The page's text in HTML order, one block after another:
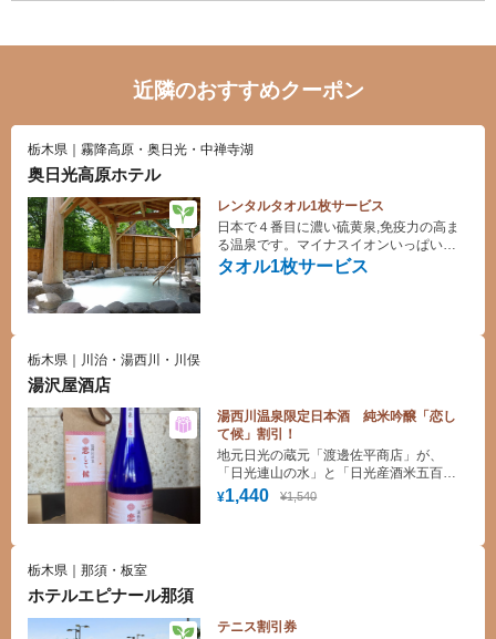
近隣のおすすめクーポン
栃木県｜霧降高原・奥日光・中禅寺湖
奥日光高原ホテル
レンタルタオル1枚サービス
タオル1枚サービス
日本で４番目に濃い硫黄泉,免疫力の高ま
る温泉です。マイナスイオンいっぱいの
清澄空気の中、お楽しみください。
栃木県｜川治・湯西川・川俣
湯沢屋酒店
湯西川温泉限定日本酒 純米吟醸「恋し
て候」割引！
¥1,440 ¥1,540
地元日光の蔵元「渡邊佐平商店」が、
「日光連山の水」と「日光産酒米五百万
石」を１００％使用し、地産地消にこだ
わった杜氏と蔵人の丁寧な仕事で醸され
栃木県｜那須・板室
ホテルエピナール那須
テニス割引券